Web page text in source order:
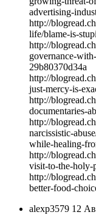
advertising-
http://
life/blame-is-
http://
governance-
29b80370d34a
http://
just-mercy-is-
http://
documentaries-
http://
narcissistic-
while-healing-
http://
visit-to-the-holy-
http://
better-food-
alexp3579 12